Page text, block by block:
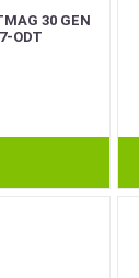
30 GEN
ODT